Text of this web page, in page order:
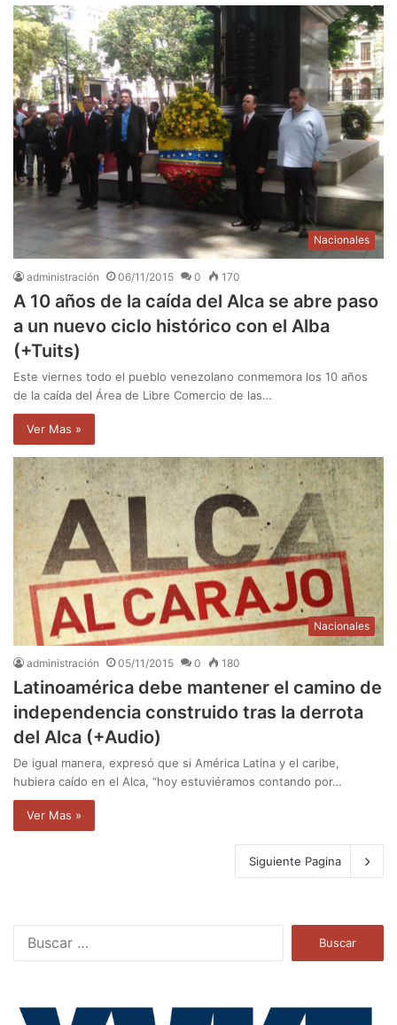
Nacionales
administración 06/11/2015 0 170
A 10 años de la caída del Alca se abre paso
a un nuevo ciclo histórico con el Alba
(+Tuits)
Este viernes todo el pueblo venezolano conmemora los 10 años
de la caída del Área de Libre Comercio de las…
Ver Mas »
Nacionales
administración 05/11/2015 0 180
Latinoamérica debe mantener el camino de
independencia construido tras la derrota
del Alca (+Audio)
De igual manera, expresó que si América Latina y el caribe,
hubiera caído en el Alca, “hoy estuviéramos contando por…
Ver Mas »
Siguiente Pagina
a